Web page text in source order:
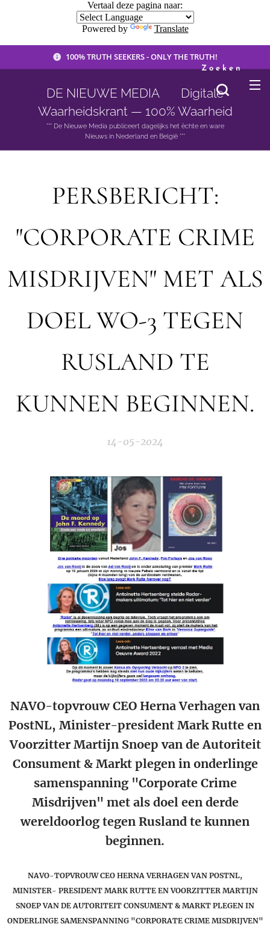
Vertaal deze pagina naar:
Powered by Translate
100% TRUTH SEEKERS - ONLY THE TRUTH!
DE NIEUWE MEDIA 🟣 Digitale
Waarheidskrant — 100% Waarheid
*** De Nieuwe Media publiceert dagelijks het èchte en ware
Nieuws in Nederland en België ***
Zoeken
PERSBERICHT:
"CORPORATE CRIME
MISDRIJVEN" MET ALS
DOEL WO-3 TEGEN
RUSLAND TE
KUNNEN BEGINNEN.
14-05-2024
NAVO-topvrouw CEO Herna Verhagen van
PostNL, Minister-president Mark Rutte en
Voorzitter Martijn Snoep van deAutoriteit
Consument & Markt plegen in onderlinge
samenspanning "Corporate Crime
Misdrijven" met als doel een derde
wereldoorlog tegen Rusland te kunnen
beginnen.
NAVO-TOPVROUW CEO HERNA VERHAGEN VAN POSTNL,
MINISTER- PRESIDENT MARK RUTTE EN VOORZITTER MARTIJN
SNOEP VAN DE AUTORITEIT CONSUMENT & MARKT PLEGEN IN
ONDERLINGE SAMENSPANNING "CORPORATE CRIME MISDRIJVEN"